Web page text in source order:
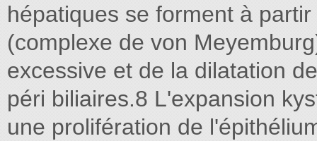
hépatiques se forment à
(complexe de von
excessive et de la dilatation
péri biliaires.8 L'expansion
une prolifération de